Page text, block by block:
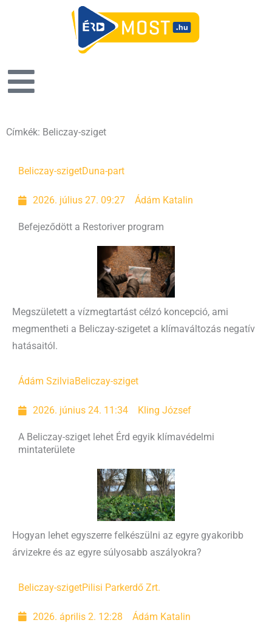
Címkék: Beliczay-sziget
Beliczay-szigetDuna-part
2026. július 27. 09:27 Ádám Katalin
Befejeződött a Restoriver program
Megszületett a vízmegtartást célzó koncepció, ami
megmentheti a Beliczay-szigetet a klímaváltozás negatív
hatásaitól.
Ádám SzilviaBeliczay-sziget
2026. június 24. 11:34 Kling József
A Beliczay-sziget lehet Érd egyik klímavédelmi
mintaterülete
Hogyan lehet egyszerre felkészülni az egyre gyakoribb
árvizekre és az egyre súlyosabb aszályokra?
Beliczay-szigetPilisi Parkerdő Zrt.
2026. április 2. 12:28 Ádám Katalin